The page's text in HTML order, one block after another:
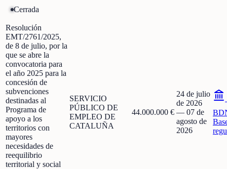
Cerrada
Resolución
EMT/2761/2025,
de 8 de julio, por la
que se abre la
convocatoria para
el año 2025 para la
concesión de
subvenciones
destinadas al
Programa de
apoyo a los
territorios con
mayores
necesidades de
reequilibrio
territorial y social
SERVICIO
PÚBLICO DE
EMPLEO DE
CATALUÑA
44.000.000 €
24 de julio
de 2026
— 07 de
agosto de
2026